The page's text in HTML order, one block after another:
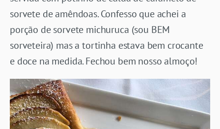
sorvete de amêndoas. Confesso que achei a
porção de sorvete michuruca (sou BEM
sorveteira) mas a tortinha estava bem crocante
e doce na medida. Fechou bem nosso almoço!